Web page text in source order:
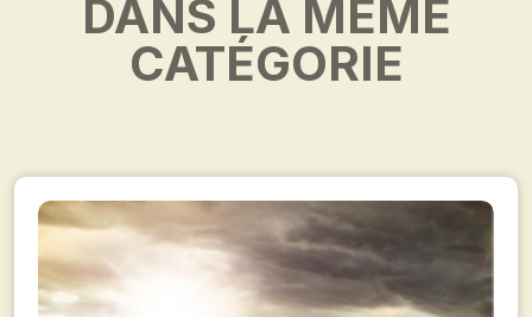
DANS LA MÊME
CATÉGORIE